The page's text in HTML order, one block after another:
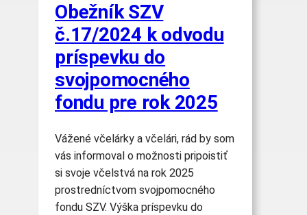
Obežník SZV
č.17/2024 k odvodu
príspevku do
svojpomocného
fondu pre rok 2025
Vážené včelárky a včelári, rád by som
vás informoval o možnosti pripoistiť
si svoje včelstvá na rok 2025
prostredníctvom svojpomocného
fondu SZV. Výška príspevku do